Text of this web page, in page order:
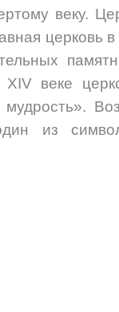
веку.
церковь
веке
из